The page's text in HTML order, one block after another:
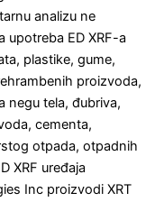
analizu ne
ED XRF-a
plastike, gume,
proizvoda,
negu tela, đubriva,
cementa,
otpada, otpadnih
XRF uređaja
Inc proizvodi XRT